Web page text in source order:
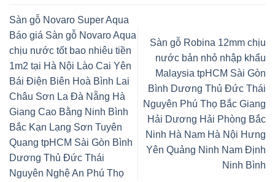
Sàn gỗ Novaro Super Aqua
Báo giá Sàn gỗ Novaro Aqua
chịu nước tốt bao nhiêu tiền
1m2 tại Hà Nội Lào Cai Yên
Bái Điện Biên Hoà Bình Lai
Châu Sơn La Đà Nẵng Hà
Giang Cao Bằng Ninh Bình
Bắc Kạn Lạng Sơn Tuyên
Quang tpHCM Sài Gòn Bình
Dương Thủ Đức Thái
Nguyên Nghệ An Phú Thọ
Sàn gỗ Robina 12mm chịu
nước bản nhỏ nhập khẩu
Malaysia tpHCM Sài Gòn
Bình Dương Thủ Đức Thái
Nguyên Phú Thọ Bắc Giang
Hải Dương Hải Phòng Bắc
Ninh Hà Nam Hà Nội Hưng
Yên Quảng Ninh Nam Định
Ninh Bình